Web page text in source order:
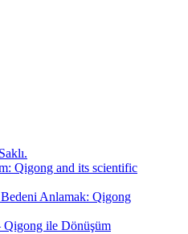
Qigong and its scientific
Anlamak: Qigong
ile Dönüşüm